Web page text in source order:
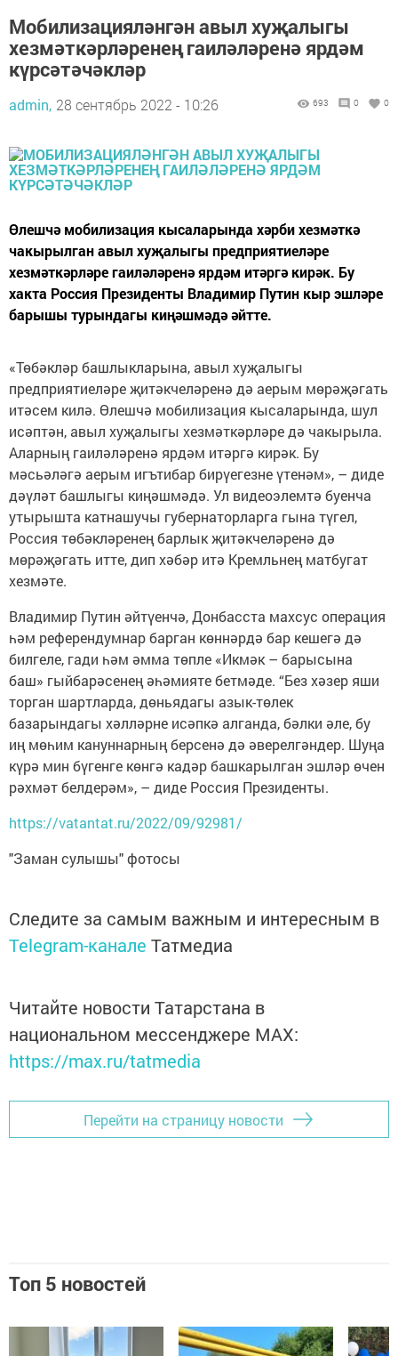
Мобилизацияләнгән авыл хуҗалыгы
хезмәткәрләренең гаиләләренә ярдәм
күрсәтәчәкләр
admin, 28 сентябрь 2022 - 10:26 693 0 0
Өлешчә мобилизация кысаларында хәрби хезмәткә
чакырылган авыл хуҗалыгы предприятиеләре
хезмәткәрләре гаиләләренә ярдәм итәргә кирәк. Бу
хакта Россия Президенты Владимир Путин кыр эшләре
барышы турындагы киңәшмәдә әйтте.
«Төбәкләр башлыкларына, авыл хуҗалыгы
предприятиеләре җитәкчеләренә дә аерым мөрәҗәгать
итәсем килә. Өлешчә мобилизация кысаларында, шул
исәптән, авыл хуҗалыгы хезмәткәрләре дә чакырыла.
Аларның гаиләләренә ярдәм итәргә кирәк. Бу
мәсьәләгә аерым игътибар бирүегезне үтенәм», – диде
дәүләт башлыгы киңәшмәдә. Ул видеоэлемтә буенча
утырышта катнашучы губернаторларга гына түгел,
Россия төбәкләренең барлык җитәкчеләренә дә
мөрәҗәгать итте, дип хәбәр итә Кремльнең матбугат
хезмәте.
Владимир Путин әйтүенчә, Донбасста махсус операция
һәм референдумнар барган көннәрдә бар кешегә дә
билгеле, гади һәм әмма төпле «Икмәк – барысына
баш» гыйбарәсенең әһәмияте бетмәде. “Без хәзер яши
торган шартларда, дөньядагы азык-төлек
базарындагы хәлләрне исәпкә алганда, бәлки әле, бу
иң мөһим кануннарның берсенә дә әверелгәндер. Шуңа
күрә мин бүгенге көнгә кадәр башкарылган эшләр өчен
рәхмәт белдерәм», – диде Россия Президенты.
https://vatantat.ru/2022/09/92981/
"Заман сулышы" фотосы
Следите за самым важным и интересным в
Telegram-канале Татмедиа
Читайте новости Татарстана в
национальном мессенджере MАХ:
https://max.ru/tatmedia
Перейти на страницу новости
Топ 5 новостей